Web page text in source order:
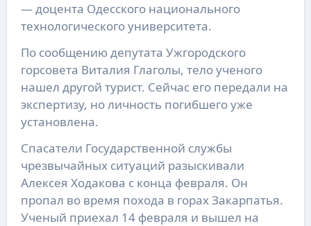
— доцента Одесского национального
технологического университета.
По сообщению депутата Ужгородского
горсовета Виталия Глаголы, тело ученого
нашел другой турист. Сейчас его передали на
экспертизу, но личность погибшего уже
установлена.
Спасатели Государственной службы
чрезвычайных ситуаций разыскивали
Алексея Ходакова с конца февраля. Он
пропал во время похода в горах Закарпатья.
Ученый приехал 14 февраля и вышел на